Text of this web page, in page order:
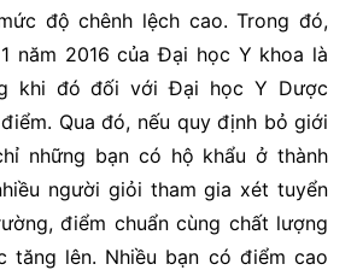
độ chênh lệch cao. Trong đó,
năm 2016 của Đại học Y khoa là
khi đó đối với Đại học Y Dược
Qua đó, nếu quy định bỏ giới
những bạn có hộ khẩu ở thành
người giỏi tham gia xét tuyển
điểm chuẩn cùng chất lượng
tăng lên. Nhiều bạn có điểm cao